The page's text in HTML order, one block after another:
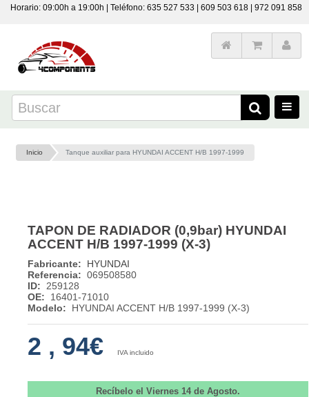
Horario: 09:00h a 19:00h | Teléfono: 635 527 533 | 609 503 618 | 972 091 858
Inicio Tanque auxiliar para HYUNDAI ACCENT H/B 1997-1999
TAPON DE RADIADOR (0,9bar) HYUNDAI
ACCENT H/B 1997-1999 (X-3)
Fabricante:
HYUNDAI
Referencia: 069508580
ID:
259128
OE:
16401-71010
Modelo:
HYUNDAI ACCENT H/B 1997-1999 (X-3)
2 , 94€ IVA incluido
Recíbelo el Viernes 14 de Agosto.